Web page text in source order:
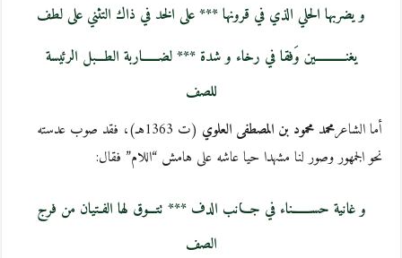
و يضربها الحلي الذي في قرونها *** على الخد في ذاك التثني على لطف
يغنـــــــــــين وَفقا في رخاء و شدة *** لضــــــاربة الطـــبل الرئيسة
للصف
أما الشاعرمحمد محمود بن المصطفى العلوي
(ت 1363هـ)، فقد صوب عدسته
نحو الجمهور وصور لنا مشهدا حيا عاشه على هامش “اللام” فقال:
و غانية حســـــــناء في جـــانب الدف *** تتـــوق لها الفـتيان من فرج
الصف